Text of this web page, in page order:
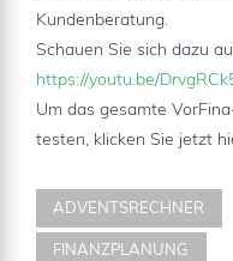
Kundenberatung.
Schauen Sie sich dazu
https://youtu.be/
Um das gesamte
testen, klicken Sie jetzt
ADVENTSRECHNER
FINANZPLANUNG